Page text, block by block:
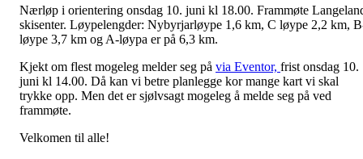
Nærløp i orientering onsdag 10. juni kl 18.00. Frammøte
skisenter. Løypelengder: Nybyrjarløype 1,6 km, C løype 2,2 km,
løype 3,7 km og A-løypa er på 6,3 km.
Kjekt om flest mogeleg melder seg på via Eventor, frist onsdag 10.
juni kl 14.00. Då kan vi betre planlegge kor mange kart vi skal
trykke opp. Men det er sjølvsagt mogeleg å melde seg på ved
frammøte.
Velkomen til alle!